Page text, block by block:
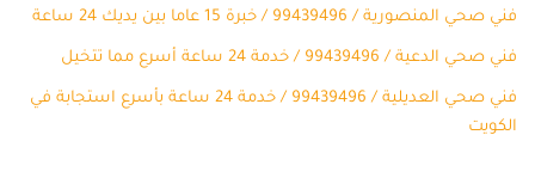
فني صحي المنصورية / 99439496 / خبرة 15 عاما بين يديك 24 ساعة
فني صحي الدعية / 99439496 / خدمة 24 ساعة أسرع مما تتخيل
فني صحي العديلية / 99439496 / خدمة 24 ساعة بأسرع استجابة في
الكويت